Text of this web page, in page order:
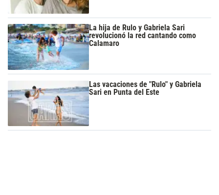
La hija de Rulo y Gabriela Sari
revolucionó la red cantando como
Calamaro
Las vacaciones de "Rulo" y Gabriela
Sari en Punta del Este